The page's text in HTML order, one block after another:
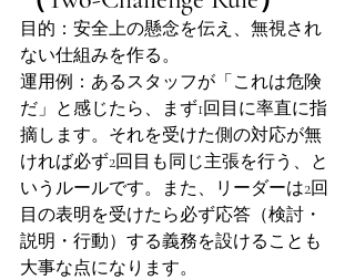
目的：安全上の懸念を伝え、無視され
ない仕組みを作る。
運用例：あるスタッフが「これは危険
だ」と感じたら、まず1回目に率直に指
摘します。それを受けた側の対応が無
ければ必ず2回目も同じ主張を行う、と
いうルールです。また、リーダーは2回
目の表明を受けたら必ず応答（検討・
説明・行動）する義務を設けることも
大事な点になります。